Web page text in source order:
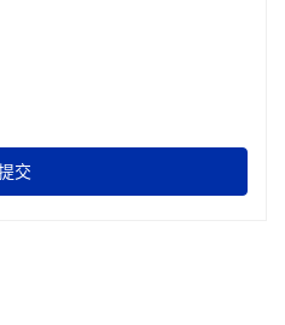
交